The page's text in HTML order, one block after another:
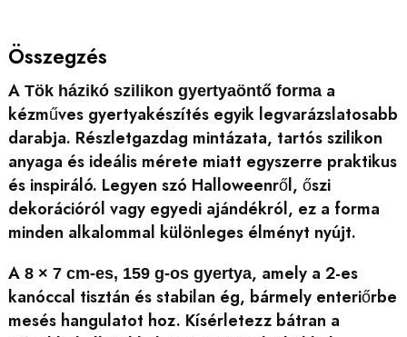
Összegzés
A Tök házikó szilikon gyertyaöntő formaa
kézműves gyertyakészítés egyik legvarázslatosabb
darabja. Részletgazdag mintázata, tartós szilikon
anyaga és ideális mérete miatt egyszerre praktikus
és inspiráló. Legyen szó Halloweenről, őszi
dekorációról vagy egyedi ajándékról, ez a forma
minden alkalommal különleges élményt nyújt.
A 8 × 7 cm-es, 159 g-os gyertya, amely a 2-es
kanóccal tisztán és stabilan ég, bármely enteriőrbe
mesés hangulatot hoz. Kísérletezz bátran a